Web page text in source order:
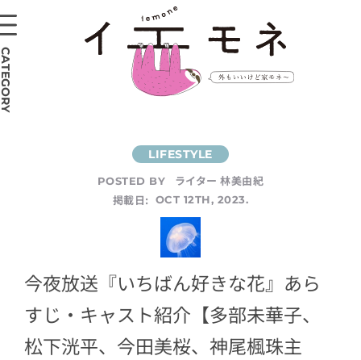
POSTED BY
ライター 林美由紀
掲載日:
OCT 12TH, 2023.
今夜放送『いちばん好きな花』あら
すじ・キャスト紹介【多部未華子、
松下洸平、今田美桜、神尾楓珠主